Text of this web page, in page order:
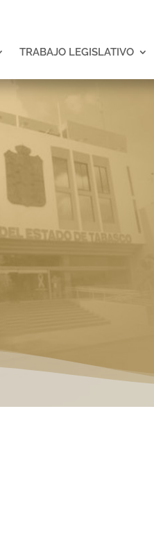
TRABAJO LEGISLATIVO